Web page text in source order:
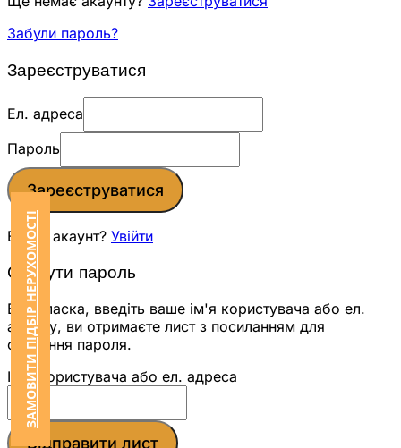
ЗАМОВИТИ ПІДБІР НЕРУХОМОСТІ
Забули пароль?
Зареєструватися
Ел. адреса
Пароль
Зареєструватися
Вже є акаунт? Увійти
Скинути пароль
Будь ласка, введіть ваше ім'я користувача або ел.
адресу, ви отримаєте лист з посиланням для
скидання пароля.
Ім'я користувача або ел. адреса
Відправити лист